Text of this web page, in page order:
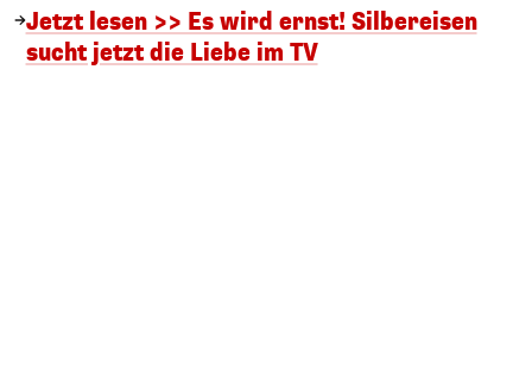
Jetzt lesen >> Es wird ernst! Silbereisen
sucht jetzt die Liebe im TV